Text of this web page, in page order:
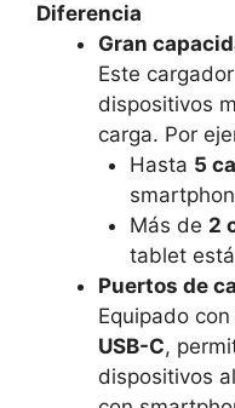
Diferencia
Gran
Este
dispositivos
carga. Por
Hasta 5
Más de 2
tablet
Puertos de
Equipado con
USB-C,
dispositivos